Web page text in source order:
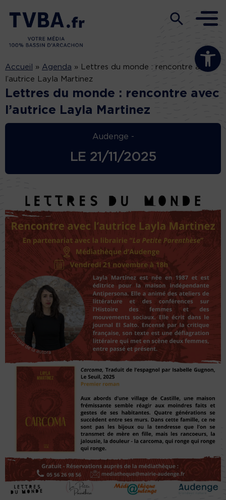
Ouvrir la
Accueil » Agenda »
Lettres du monde : rencontre avec
l’autrice Layla Martinez
Lettres du monde : rencontre avec
l’autrice Layla Martinez
Audenge -
LE 21/11/2025